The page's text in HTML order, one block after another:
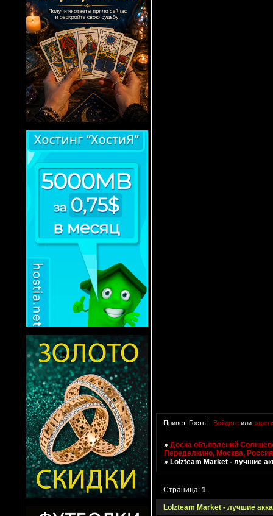
Привет, Гость! Войдитеили
»Доска объявлений
Переделкино, Москва, Россия
»Lolzteam Market - лучшие
Lolzteam Market - лучшие
Страница:1